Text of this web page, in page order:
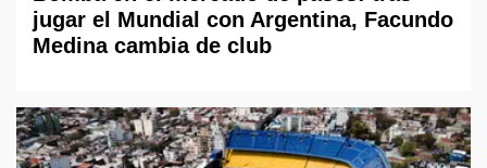
jugar el Mundial con Argentina, Facundo
Medina cambia de club